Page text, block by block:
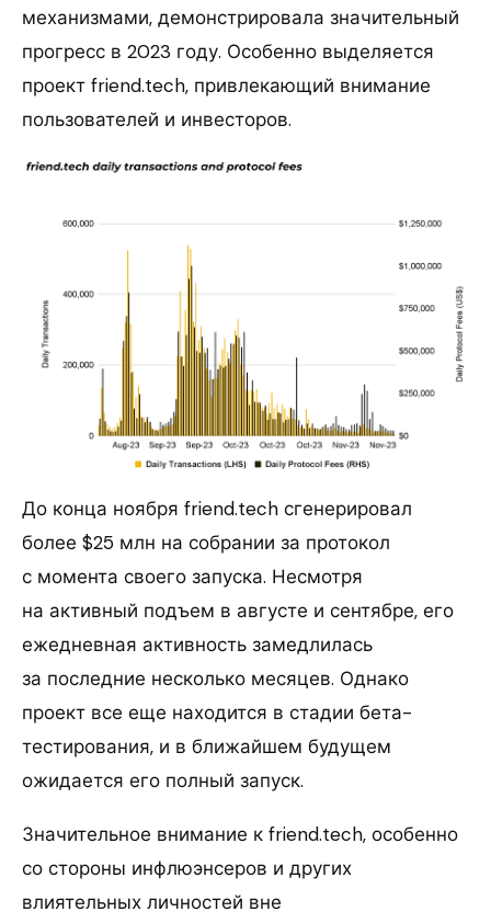
механизмами, демонстрировала значительный
прогресс в 2023 году. Особенно выделяется
проект friend.tech, привлекающий внимание
пользователей и инвесторов.
До конца ноября friend.tech сгенерировал
более $25 млн на собрании за протокол
с момента своего запуска. Несмотря
на активный подъем в августе и сентябре, его
ежедневная активность замедлилась
за последние несколько месяцев. Однако
проект все еще находится в стадии бета-
тестирования, и в ближайшем будущем
ожидается его полный запуск.
Значительное внимание к friend.tech, особенно
со стороны инфлюэнсеров и других
влиятельных личностей вне